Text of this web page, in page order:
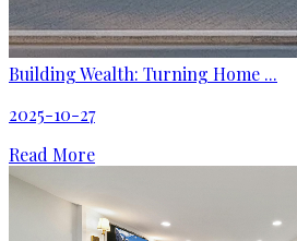
Building Wealth: Turning Home ...
2025-10-27
Read More